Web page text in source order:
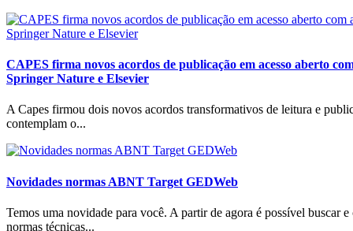
CAPES firma novos acordos de publicação em acesso aberto
Springer Nature e Elsevier
A Capes firmou dois novos acordos transformativos de leitura e
contemplam o...
Novidades normas ABNT Target GEDWeb
Temos uma novidade para você. A partir de agora é possível buscar e
normas técnicas...